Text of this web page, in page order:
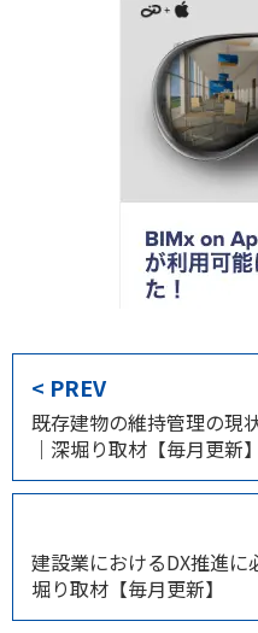
< PREV
既存建物の維持管理の現
｜深堀り取材【毎月更新】
建設業におけるDX推進に
堀り取材【毎月更新】